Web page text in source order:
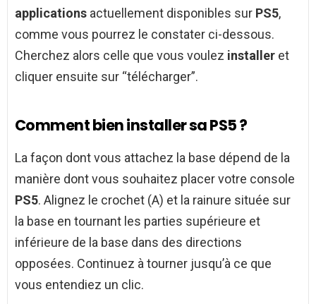
applications actuellement disponibles sur PS5,
comme vous pourrez le constater ci-dessous.
Cherchez alors celle que vous voulez installer et
cliquer ensuite sur “télécharger”.
Comment bien installer sa PS5 ?
La façon dont vous attachez la base dépend de la
manière dont vous souhaitez placer votre console
PS5. Alignez le crochet (A) et la rainure située sur
la base en tournant les parties supérieure et
inférieure de la base dans des directions
opposées. Continuez à tourner jusqu’à ce que
vous entendiez un clic.